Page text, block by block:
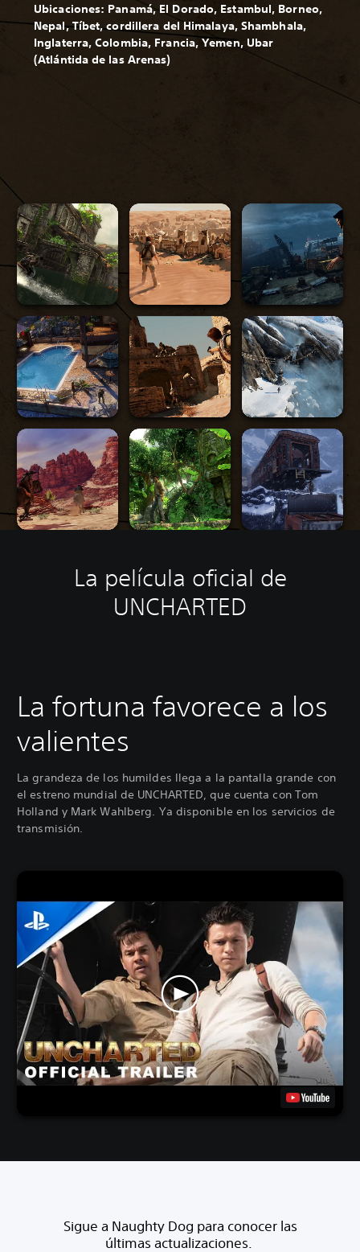
Ubicaciones: Panamá, El Dorado, Estambul, Borneo,
Nepal, Tíbet, cordillera del Himalaya, Shambhala,
Inglaterra, Colombia, Francia, Yemen, Ubar
(Atlántida de las Arenas)
La película oficial de
UNCHARTED
La fortuna favorece a los
valientes
La grandeza de los humildes llega a la pantalla grande con
el estreno mundial de UNCHARTED, que cuenta con Tom
Holland y Mark Wahlberg. Ya disponible en los servicios de
transmisión.
Sigue a Naughty Dog para conocer las
últimas actualizaciones.